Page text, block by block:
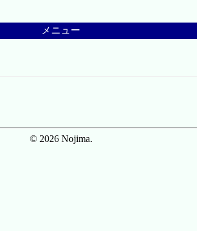
メニュー
© 2026 Nojima.